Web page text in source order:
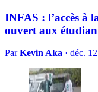
INFAS : l’accès à
ouvert aux
ParKevin Aka · déc.